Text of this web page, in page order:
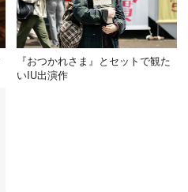
『おつかれさま』とセットで観た
いIU出演作